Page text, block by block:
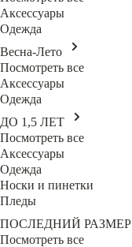
Аксессуары
Одежда
Весна-Лето
Посмотреть все
Аксессуары
Одежда
ДО 1,5 ЛЕТ
Посмотреть все
Аксессуары
Одежда
Носки и пинетки
Пледы
ПОСЛЕДНИЙ РАЗМЕР
Посмотреть все